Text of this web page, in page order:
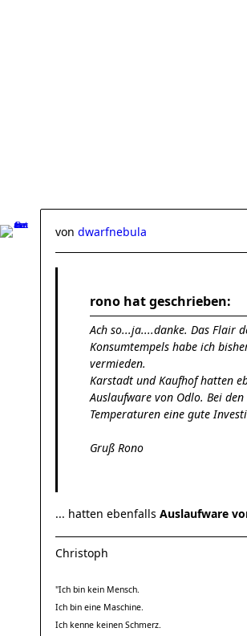
von dwarfnebula
rono hat geschrieben:
Ach so...ja....danke. Das Flair
Konsumtempels habe ich
vermieden.
Karstadt und Kaufhof hatten
Auslaufware von Odlo. Bei den
Temperaturen eine gute
Gruß Rono
... hatten ebenfalls Auslaufware
Christoph
"Ich bin kein Mensch.
Ich bin eine Maschine.
Ich kenne keinen Schmerz.